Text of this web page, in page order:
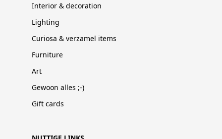
Interior & decoration
Lighting
Curiosa & verzamel items
Furniture
Art
Gewoon alles ;-)
Gift cards